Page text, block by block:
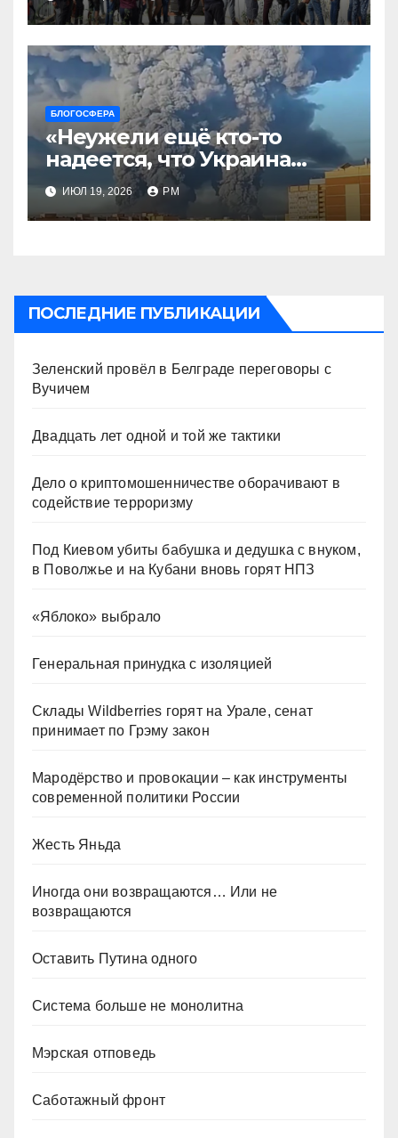
БЛОГОСФЕРА
«Неужели ещё кто-то
надеется, что Украина
будет действовать
непоследовательно?»
ИЮЛ 19, 2026 РМ
ПОСЛЕДНИЕ ПУБЛИКАЦИИ
Зеленский провёл в Белграде переговоры с
Вучичем
Двадцать лет одной и той же тактики
Дело о криптомошенничестве оборачивают в
содействие терроризму
Под Киевом убиты бабушка и дедушка с внуком,
в Поволжье и на Кубани вновь горят НПЗ
«Яблоко» выбрало
Генеральная принудка с изоляцией
Склады Wildberries горят на Урале, сенат
принимает по Грэму закон
Мародёрство и провокации – как инструменты
современной политики России
Жесть Яньда
Иногда они возвращаются… Или не
возвращаются
Оставить Путина одного
Система больше не монолитна
Мэрская отповедь
Саботажный фронт